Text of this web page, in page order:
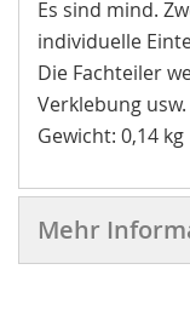
Es sind mind.
individuelle
Die Fachteiler
Verklebung usw.
Gewicht: 0,14 kg
Mehr